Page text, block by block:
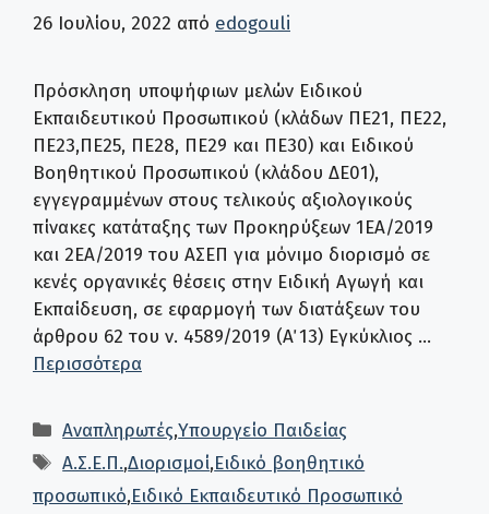
26 Ιουλίου, 2022 από edogouli
Πρόσκληση υποψήφιων μελών Ειδικού
Εκπαιδευτικού Προσωπικού (κλάδων ΠΕ21, ΠΕ22,
ΠΕ23,ΠΕ25, ΠΕ28, ΠΕ29 και ΠΕ30) και Ειδικού
Βοηθητικού Προσωπικού (κλάδου ΔΕ01),
εγγεγραμμένων στους τελικούς αξιολογικούς
πίνακες κατάταξης των Προκηρύξεων 1ΕΑ/2019
και 2ΕΑ/2019 του ΑΣΕΠ για μόνιμο διορισμό σε
κενές οργανικές θέσεις στην Ειδική Αγωγή και
Εκπαίδευση, σε εφαρμογή των διατάξεων του
άρθρου 62 του ν. 4589/2019 (Α΄ 13) Εγκύκλιος …
Περισσότερα
Κατηγορίες
Αναπληρωτές,Υπουργείο Παιδείας
Ετικέτες
Α.Σ.Ε.Π.,Διορισμοί,Ειδικό βοηθητικό
προσωπικό,Ειδικό Εκπαιδευτικό Προσωπικό